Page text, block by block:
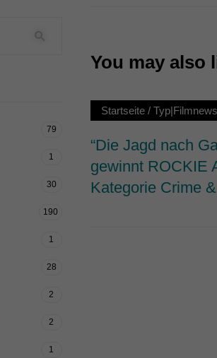
You may also
Startseite/ Typ|Filmnews
“Die Jagd nach
gewinnt ROCKIE
Kategorie Crime
79
1
30
190
1
28
2
2
1
Inhalte von Videoplattformen und Social-Media-
akzeptiert werden, bedarf der Zugriff auf diese